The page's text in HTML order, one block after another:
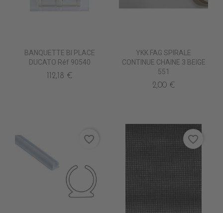
BANQUETTE BI PLACE
DUCATO Réf 90540
112,18 €
YKK FAG SPIRALE
CONTINUE CHAINE 3 BEIGE
551
2,00 €
favorite_border favorite_border